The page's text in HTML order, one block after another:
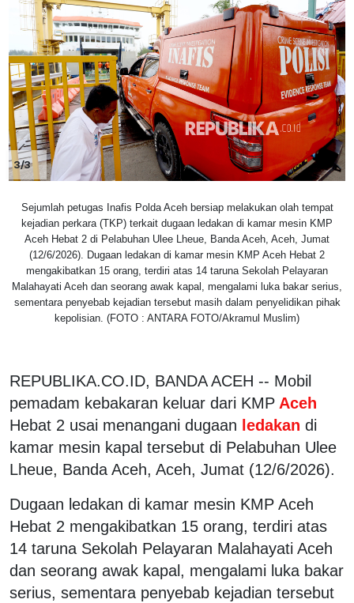
3/3
Sejumlah petugas Inafis Polda Aceh bersiap melakukan olah tempat
kejadian perkara (TKP) terkait dugaan ledakan di kamar mesin KMP
Aceh Hebat 2 di Pelabuhan Ulee Lheue, Banda Aceh, Aceh, Jumat
(12/6/2026). Dugaan ledakan di kamar mesin KMP Aceh Hebat 2
mengakibatkan 15 orang, terdiri atas 14 taruna Sekolah Pelayaran
Malahayati Aceh dan seorang awak kapal, mengalami luka bakar serius,
sementara penyebab kejadian tersebut masih dalam penyelidikan pihak
kepolisian. (FOTO : ANTARA FOTO/Akramul Muslim)
REPUBLIKA.CO.ID, BANDA ACEH -- Mobil
pemadam kebakaran keluar dari KMP Aceh
Hebat 2 usai menangani dugaan ledakan di
kamar mesin kapal tersebut di Pelabuhan Ulee
Lheue, Banda Aceh, Aceh, Jumat (12/6/2026).
Dugaan ledakan di kamar mesin KMP Aceh
Hebat 2 mengakibatkan 15 orang, terdiri atas
14 taruna Sekolah Pelayaran Malahayati Aceh
dan seorang awak kapal, mengalami luka bakar
serius, sementara penyebab kejadian tersebut